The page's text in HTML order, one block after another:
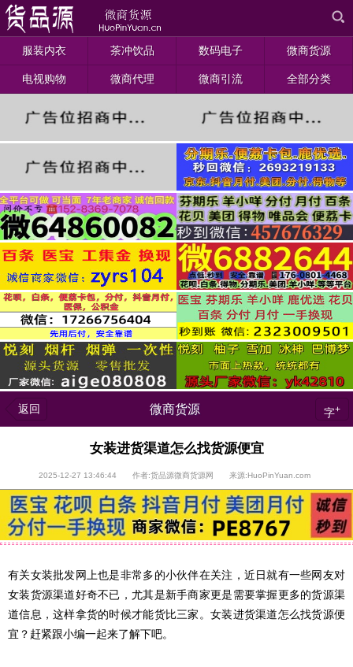
服装内衣 茶冲饮品 数码电子 微商货源
电视购物 微商代理 微商引流 全部分类
返回 微商货源 字+
女装进货渠道怎么找货源便宜
2025-12-27 13:46:44 作者:货品源微商货源网 来源:HuoPinYuan.com
有关女装批发网上也是非常多的小伙伴在关注，近日就有一些网友对
女装货源渠道好奇不已，尤其是新手商家更是需要掌握更多的货源渠
道信息，这样拿货的时候才能货比三家。女装进货渠道怎么找货源便
宜？赶紧跟小编一起来了解下吧。